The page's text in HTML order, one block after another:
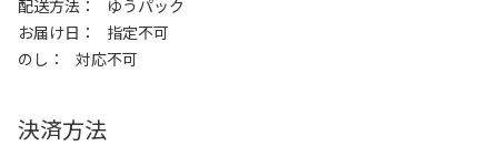
配送方法
ゆうパック
お届け日
指定不可
のし
対応不可
決済方法